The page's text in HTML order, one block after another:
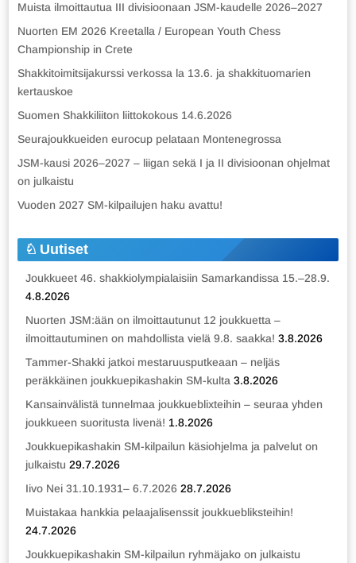
Muista ilmoittautua III divisioonaan JSM-kaudelle 2026–2027
Nuorten EM 2026 Kreetalla / European Youth Chess
Championship in Crete
Shakkitoimitsijakurssi verkossa la 13.6. ja shakkituomarien
kertauskoe
Suomen Shakkiliiton liittokokous 14.6.2026
Seurajoukkueiden eurocup pelataan Montenegrossa
JSM-kausi 2026–2027 – liigan sekä I ja II divisioonan ohjelmat
on julkaistu
Vuoden 2027 SM-kilpailujen haku avattu!
Uutiset
Joukkueet 46. shakkiolympialaisiin Samarkandissa 15.–28.9.
4.8.2026
Nuorten JSM:ään on ilmoittautunut 12 joukkuetta –
ilmoittautuminen on mahdollista vielä 9.8. saakka! 3.8.2026
Tammer-Shakki jatkoi mestaruusputkeaan – neljäs
peräkkäinen joukkuepikashakin SM-kulta 3.8.2026
Kansainvälistä tunnelmaa joukkueblixteihin – seuraa yhden
joukkueen suoritusta livenä! 1.8.2026
Joukkuepikashakin SM-kilpailun käsiohjelma ja palvelut on
julkaistu 29.7.2026
Iivo Nei 31.10.1931– 6.7.2026 28.7.2026
Muistakaa hankkia pelaajalisenssit joukkuebliksteihin!
24.7.2026
Joukkuepikashakin SM-kilpailun ryhmäjako on julkaistu